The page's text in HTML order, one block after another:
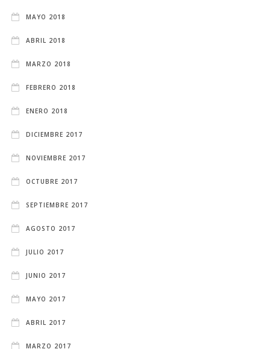
MAYO 2018
ABRIL 2018
MARZO 2018
FEBRERO 2018
ENERO 2018
DICIEMBRE 2017
NOVIEMBRE 2017
OCTUBRE 2017
SEPTIEMBRE 2017
AGOSTO 2017
JULIO 2017
JUNIO 2017
MAYO 2017
ABRIL 2017
MARZO 2017